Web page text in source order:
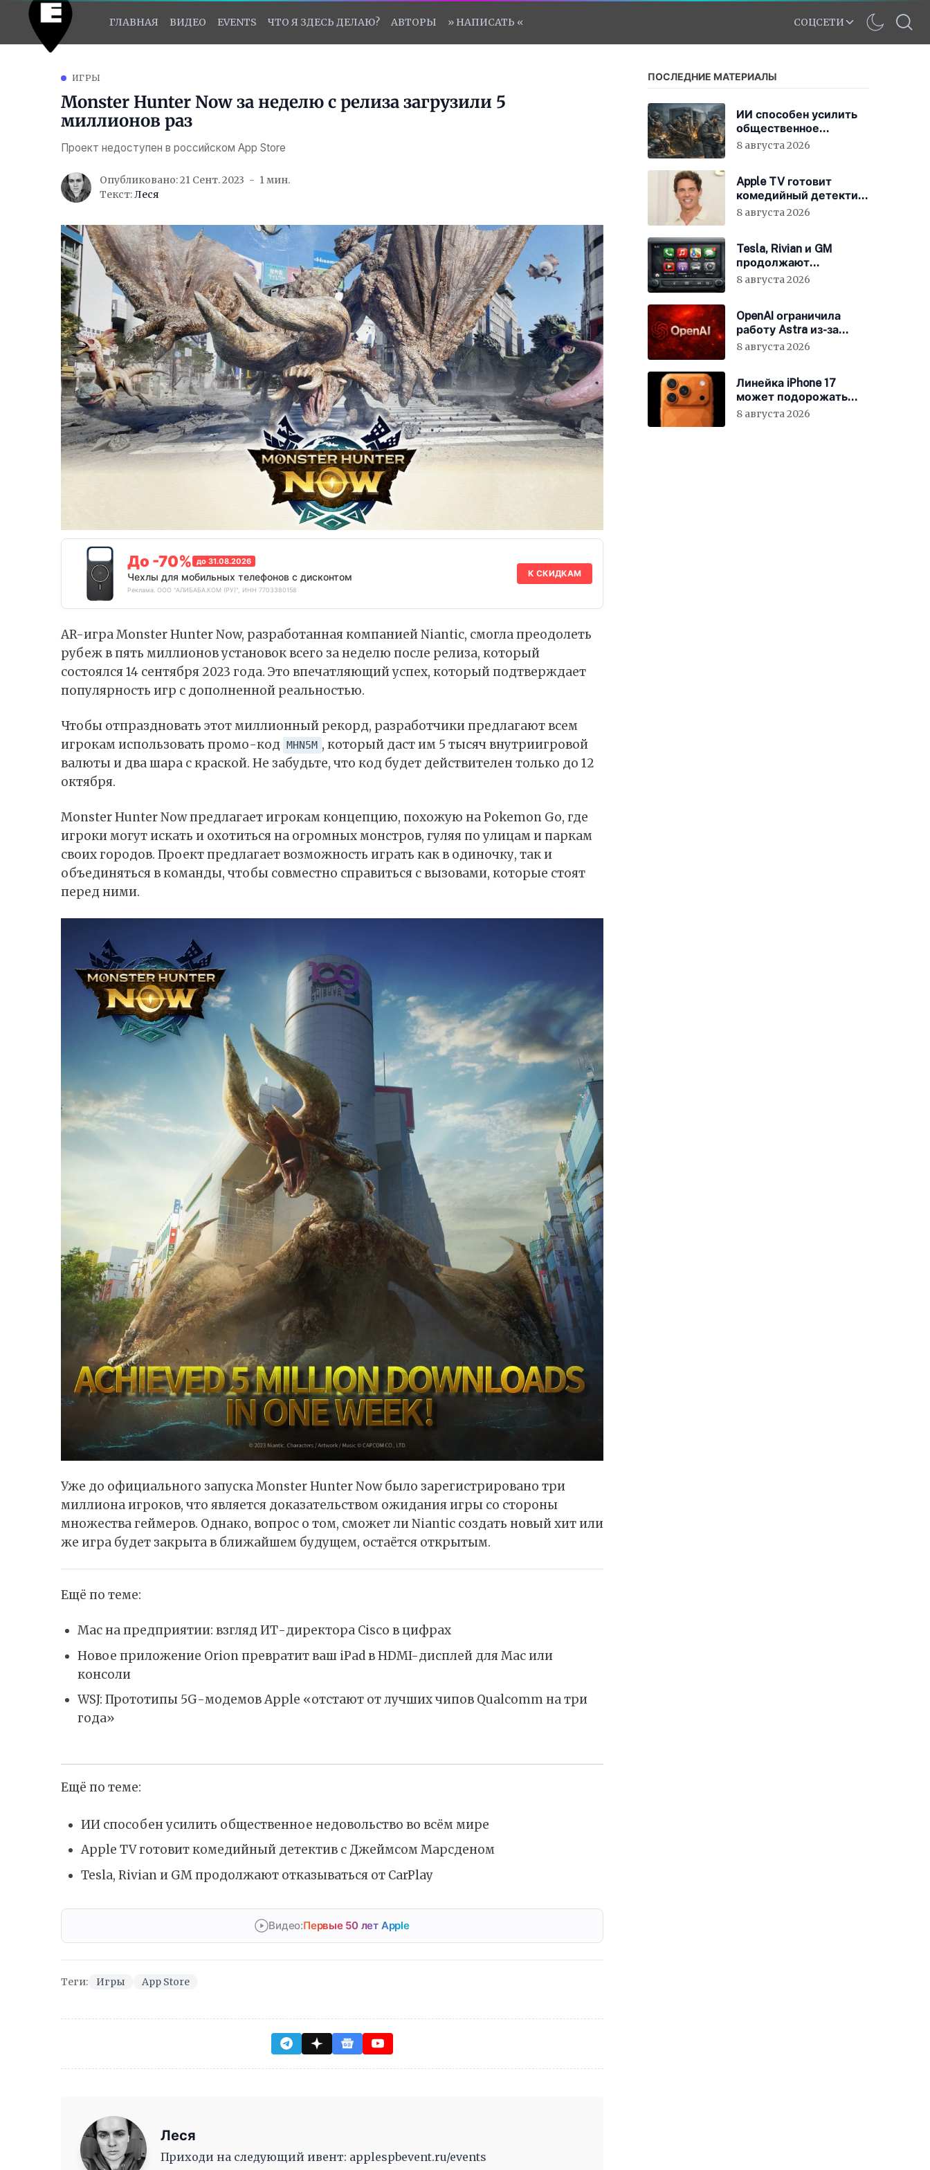
ГЛАВНАЯ ВИДЕО EVENTS ЧТО Я ЗДЕСЬ ДЕЛАЮ? АВТОРЫ » НАПИСАТЬ « СОЦСЕТИ
ИГРЫ
Monster Hunter Now за неделю с релиза загрузили 5
миллионов раз
Проект недоступен в российском App Store
Опубликовано: 21 Сент. 2023
1 мин.
Текст:Леся
До -70% до 31.08.2026
Чехлы для мобильных телефонов с дисконтом
Реклама. ООО "АЛИБАБА.КОМ (РУ)", ИНН 7703380158
К СКИДКАМ
AR-игра Monster Hunter Now, разработанная компанией Niantic, смогла преодолеть
рубеж в пять миллионов установок всего за неделю после релиза, который
состоялся 14 сентября 2023 года. Это впечатляющий успех, который подтверждает
популярность игр с дополненной реальностью.
Чтобы отпраздновать этот миллионный рекорд, разработчики предлагают всем
игрокам использовать промо-код MHN5M , который даст им 5 тысяч внутриигровой
валюты и два шара с краской. Не забудьте, что код будет действителен только до 12
октября.
Monster Hunter Now предлагает игрокам концепцию, похожую на Pokemon Go, где
игроки могут искать и охотиться на огромных монстров, гуляя по улицам и паркам
своих городов. Проект предлагает возможность играть как в одиночку, так и
объединяться в команды, чтобы совместно справиться с вызовами, которые стоят
перед ними.
Уже до официального запуска Monster Hunter Now было зарегистрировано три
миллиона игроков, что является доказательством ожидания игры со стороны
множества геймеров. Однако, вопрос о том, сможет ли Niantic создать новый хит или
же игра будет закрыта в ближайшем будущем, остаётся открытым.
Ещё по теме:
Mac на предприятии: взгляд ИТ-директора Cisco в цифрах
Новое приложение Orion превратит ваш iPad в HDMI-дисплей для Mac или
консоли
WSJ: Прототипы 5G-модемов Apple «отстают от лучших чипов Qualcomm на три
года»
Ещё по теме:
ИИ способен усилить общественное недовольство во всём мире
Apple TV готовит комедийный детектив с Джеймсом Марсденом
Tesla, Rivian и GM продолжают отказываться от CarPlay
Видео:Первые 50 лет Apple
Теги: Игры App Store
Леся
Приходи на следующий ивент: applespbevent.ru/events
ПОСЛЕДНИЕ МАТЕРИАЛЫ
ИИ способен усилить
общественное
недовольство во всём
8 августа 2026
Apple TV готовит
комедийный детектив
с Джеймсом
8 августа 2026
Tesla, Rivian и GM
продолжают
отказываться от
8 августа 2026
OpenAI ограничила
работу Astra из-за
киберрисков
8 августа 2026
Линейка iPhone 17
может подорожать
уже 10 августа
8 августа 2026